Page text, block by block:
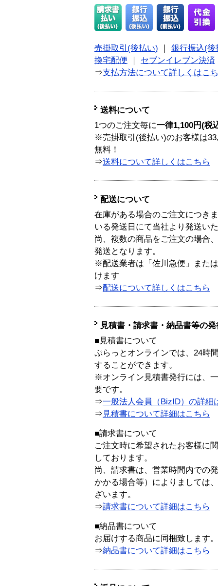
売掛取引(後払い)
銀行振込(後
換宅配便
セブンイレブン決済
⇒支払方法について詳しくはこ
送料について
1つのご注文毎に一律1,100円(税
※売掛取引(後払い)のお客様は
無料！
⇒送料について詳しくはこちら
配送について
在庫がある場合のご注文につき
いる発送日にて当社より発送い
尚、複数の商品をご注文の場合
発送となります。
※配送業者は「佐川急便」また
けます
⇒配送について詳しくはこちら
見積書・請求書・納品書等の
■見積書について
ぷらっとオンラインでは、24時
することができます。
※オンライン見積書発行には、
要です。
⇒一般法人会員（BizID）の詳細
⇒ 見積書について詳細はこちら
■請求書について
ご注文時に希望されたお客様に
しております。
尚、請求書は、営業時間内での
かかる場合等）によりましては
ざいます。
⇒請求書について詳細はこちら
■納品書について
お届けする商品に同梱致します。
⇒納品書について詳細はこちら